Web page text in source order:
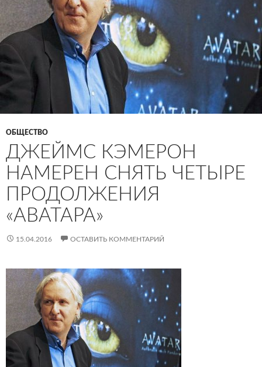
ОБЩЕСТВО
ДЖЕЙМС КЭМЕРОН
НАМЕРЕН СНЯТЬ ЧЕТЫРЕ
ПРОДОЛЖЕНИЯ
«АВАТАРА»
15.04.2016 ОСТАВИТЬ КОММЕНТАРИЙ